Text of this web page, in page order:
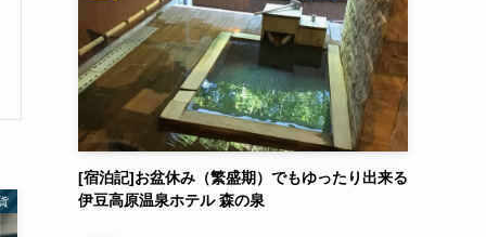
[宿泊記]お盆休み（繁盛期）でもゆったり出来る
伊豆高原温泉ホテル 森の泉